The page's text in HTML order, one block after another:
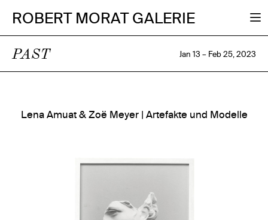
ROBERT MORAT GALERIE
PAST Jan 13 – Feb 25, 2023
Lena Amuat & Zoë Meyer | Artefakte und Modelle